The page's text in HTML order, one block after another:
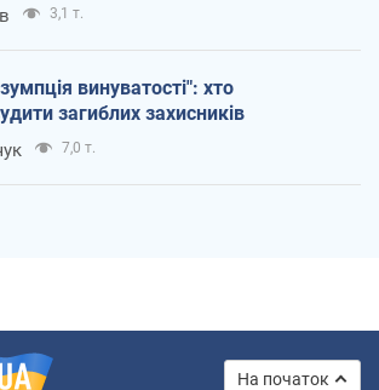
3,1 т.
винуватості": хто
загиблих захисників
7,0 т.
На початок